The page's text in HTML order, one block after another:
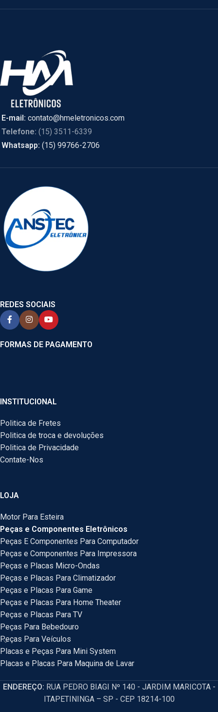
E-mail: contato@hmeletronicos.com
Telefone: (15) 3511-6339
Whatsapp: (15) 99766-2706
REDES SOCIAIS
FORMAS DE PAGAMENTO
INSTITUCIONAL
Politica de Fretes
Politica de troca e devoluções
Politica de Privacidade
Contate-Nos
LOJA
Motor Para Esteira
Peças e Componentes Eletrônicos
Peças E Componentes Para Computador
Peças e Componentes Para Impressora
Peças e Placas Micro-Ondas
Peças e Placas Para Climatizador
Peças e Placas Para Game
Peças e Placas Para Home Theater
Peças e Placas Para TV
Peças Para Bebedouro
Peças Para Veículos
Placas e Peças Para Mini System
Placas e Placas Para Maquina de Lavar
ENDEREÇO: RUA PEDRO BIAGI Nº 140 - JARDIM MARICOTA -
ITAPETININGA – SP - CEP 18214-100